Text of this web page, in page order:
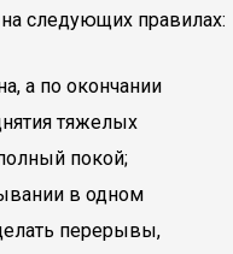
следующих правилах:
а по окончании
тяжелых
покой;
в одном
перерывы,